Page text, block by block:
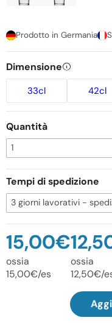
Prodotto in Germania
Dimensione
33cl 42cl
Quantità
Tempi di spedizione
15,00€
ossia
15,00€/es
ossia
12,50€/